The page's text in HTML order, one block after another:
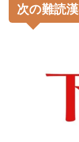
次の難読